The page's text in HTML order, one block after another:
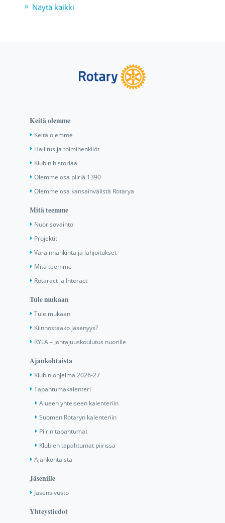
Näytä kaikki
Keitä olemme
Keitä olemme
Hallitus ja toimihenkilöt
Klubin historiaa
Olemme osa piiriä 1390
Olemme osa kansainvälistä Rotarya
Mitä teemme
Nuorisovaihto
Projektit
Varainhankinta ja lahjoitukset
Mitä teemme
Rotaract ja Interact
Tule mukaan
Tule mukaan
Kiinnostaako jäsenyys?
RYLA – Johtajuuskoulutus nuorille
Ajankohtaista
Klubin ohjelma 2026-27
Tapahtumakalenteri
Alueen yhteiseen kalenteriin
Suomen Rotaryn kalenteriin
Piirin tapahtumat
Klubien tapahtumat piirissä
Ajankohtaista
Jäsenille
Jäsensivusto
Yhteystiedot